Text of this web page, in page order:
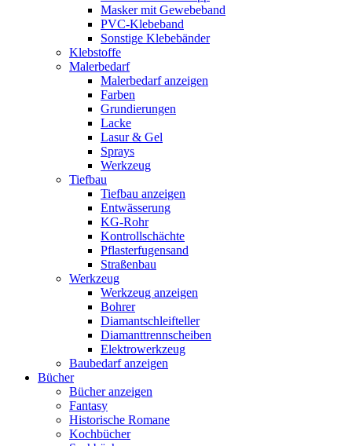
Masker mit Gewebeband
PVC-Klebeband
Sonstige Klebebänder
Klebstoffe
Malerbedarf
Malerbedarf anzeigen
Farben
Grundierungen
Lacke
Lasur & Gel
Sprays
Werkzeug
Tiefbau
Tiefbau anzeigen
Entwässerung
KG-Rohr
Kontrollschächte
Pflasterfugensand
Straßenbau
Werkzeug
Werkzeug anzeigen
Bohrer
Diamantschleifteller
Diamanttrennscheiben
Elektrowerkzeug
Baubedarf anzeigen
Bücher
Bücher anzeigen
Fantasy
Historische Romane
Kochbücher